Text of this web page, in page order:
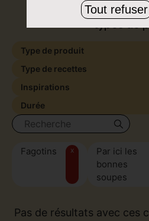
de formes et de
types de
Type de produit
Type de recettes
Inspirations
Durée
Fagotins x
Par ici les
bonnes
soupes
Pas de résultats avec ces
Tout refuser